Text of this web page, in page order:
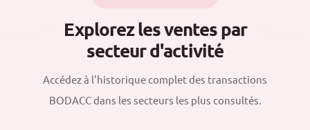
Explorez les ventes par
secteur d'activité
Accédez à l'historique complet des transactions
BODACC dans les secteurs les plus consultés.